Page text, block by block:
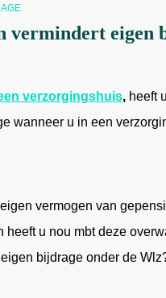
vermindert eigen
verzorgingshuis, heeft
wanneer u in een
vermogen van
u nou mbt deze
bijdrage onder de